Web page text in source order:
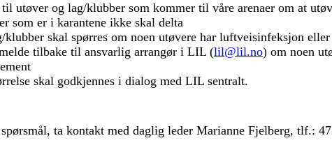
utøver og lag/klubber som kommer til våre arenaer om at
som er i karantene ikke skal delta
klubber skal spørres om noen utøvere har luftveisinfeksjon
tilbake til ansvarlig arrangør i LIL (lil@lil.no) om noen
skal godkjennes i dialog med LIL sentralt.
ta kontakt med daglig leder Marianne Fjelberg, tlf.: